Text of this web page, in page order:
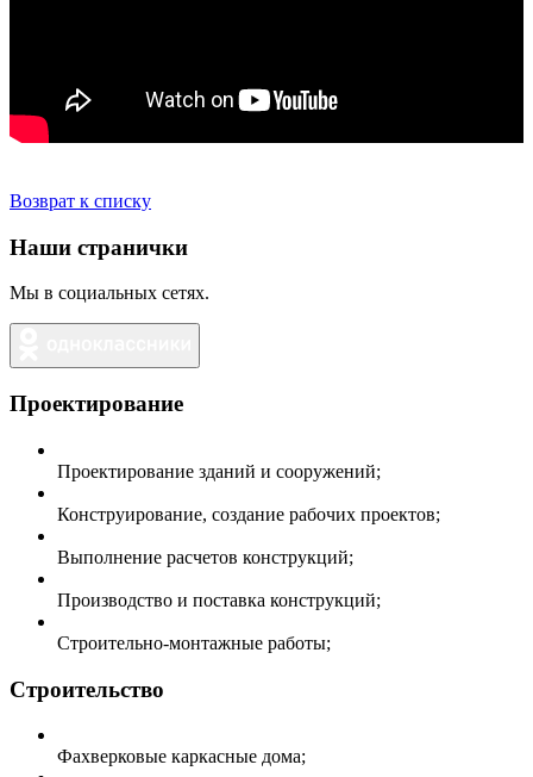
Возврат к списку
Наши странички
Мы в социальных сетях.
Проектирование
Проектирование зданий и сооружений;
Конструирование, создание рабочих проектов;
Выполнение расчетов конструкций;
Производство и поставка конструкций;
Строительно-монтажные работы;
Строительство
Фахверковые каркасные дома;